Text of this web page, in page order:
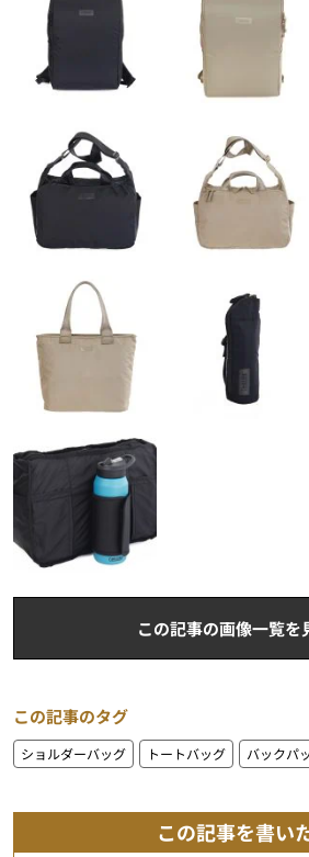
この記事の画像一覧を
この記事のタグ
ショルダーバッグ トートバッグ バックパ
この記事を書い